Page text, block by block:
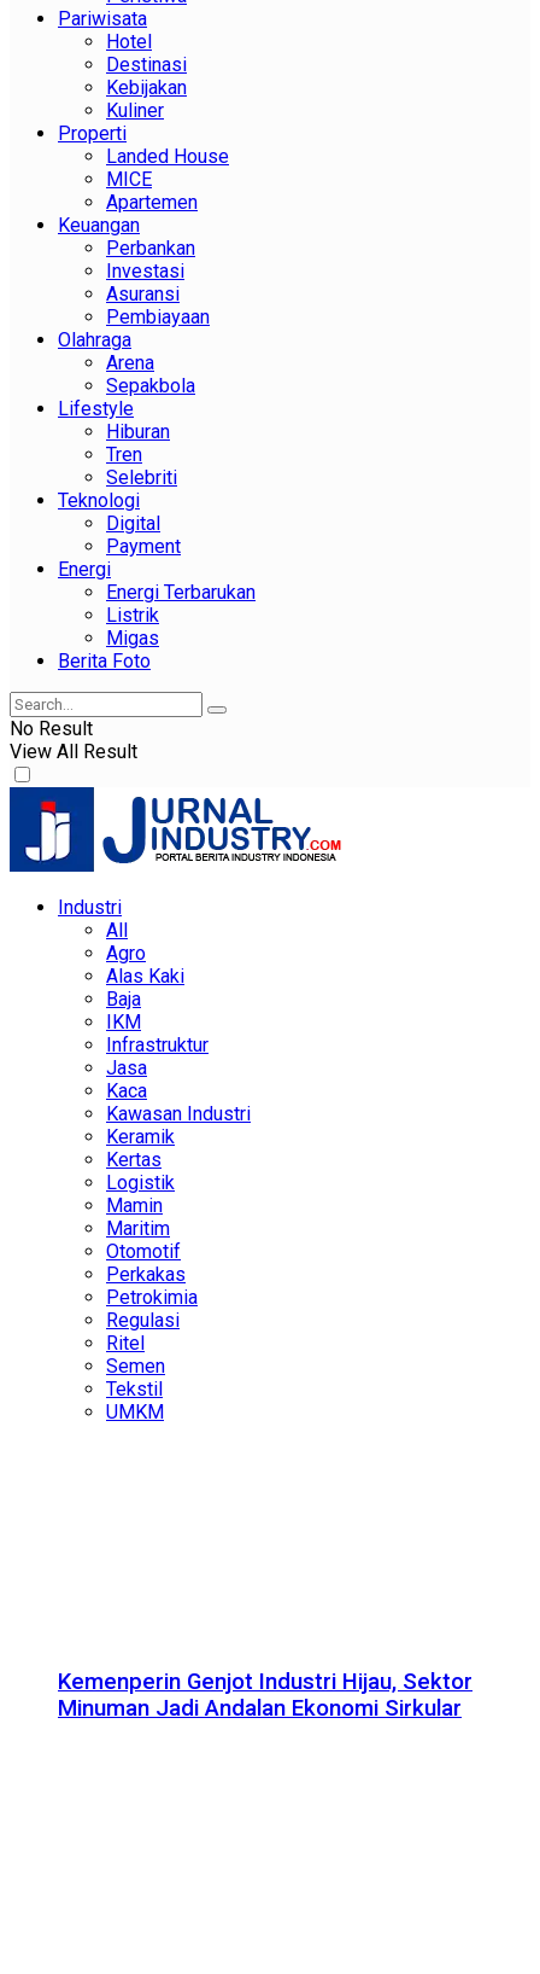
Pariwisata
Hotel
Destinasi
Kebijakan
Kuliner
Properti
Landed House
MICE
Apartemen
Keuangan
Perbankan
Investasi
Asuransi
Pembiayaan
Olahraga
Arena
Sepakbola
Lifestyle
Hiburan
Tren
Selebriti
Teknologi
Digital
Payment
Energi
Energi Terbarukan
Listrik
Migas
Berita Foto
No Result
View All Result
Industri
All
Agro
Alas Kaki
Baja
IKM
Infrastruktur
Jasa
Kaca
Kawasan Industri
Keramik
Kertas
Logistik
Mamin
Maritim
Otomotif
Perkakas
Petrokimia
Regulasi
Ritel
Semen
Tekstil
UMKM
Kemenperin Genjot Industri Hijau, Sektor
Minuman Jadi Andalan Ekonomi Sirkular